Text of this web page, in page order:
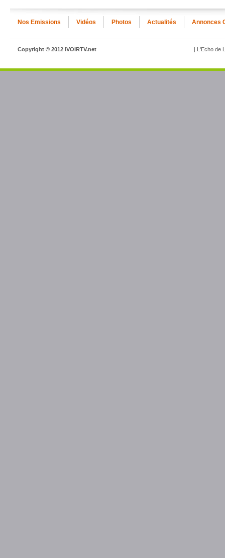
Nos Emissions Vidéos Photos Actualités Annonces
Copyright © 2012 IVOIRTV.net | L'Echo de